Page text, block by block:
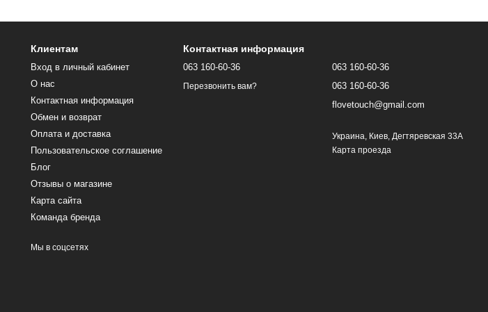
Клиентам
Вход в личный кабинет
О нас
Контактная информация
Обмен и возврат
Оплата и доставка
Пользовательское соглашение
Блог
Отзывы о магазине
Карта сайта
Команда бренда
Мы в соцсетях
Контактная информация
063 160-60-36
Перезвонить вам?
063 160-60-36
063 160-60-36
flovetouch@gmail.com
Украина, Киев, Дегтяревская 33А
Карта проезда